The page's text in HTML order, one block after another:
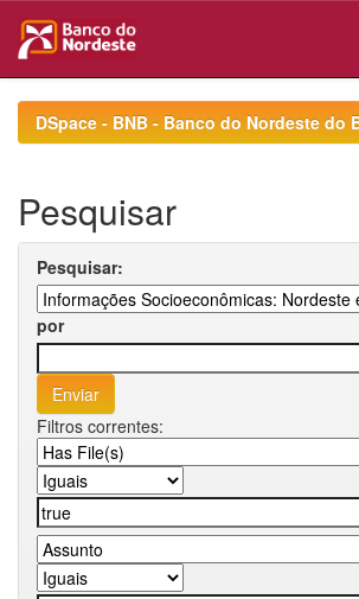
navigationDSpace - BNB - Banco do Nordeste do
Pesquisar
Pesquisar:
por
Filtros correntes: